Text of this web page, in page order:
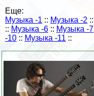
Еще:
Музыка -1 :: Музыка -2 ::
:: Музыка -6 :: Музыка -7
-10 :: Музыка -11 ::